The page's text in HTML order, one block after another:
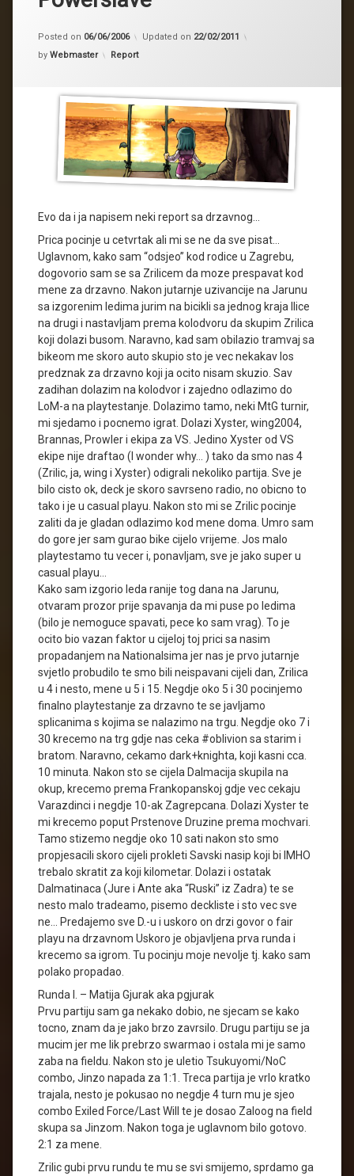
Posted on 06/06/2006 Updated on 22/02/2011
by Webmaster Kategorije:
Report
Evo da i ja napisem neki report sa drzavnog…
Prica pocinje u cetvrtak ali mi se ne da sve pisat…
Uglavnom, kako sam “odsjeo” kod rodice u Zagrebu,
dogovorio sam se sa Zrilicem da moze prespavat kod
mene za drzavno. Nakon jutarnje uzivancije na Jarunu
sa izgorenim ledima jurim na bicikli sa jednog kraja Ilice
na drugi i nastavljam prema kolodvoru da skupim Zrilica
koji dolazi busom. Naravno, kad sam obilazio tramvaj sa
bikeom me skoro auto skupio sto je vec nekakav los
predznak za drzavno koji ja ocito nisam skuzio. Sav
zadihan dolazim na kolodvor i zajedno odlazimo do
LoM-a na playtestanje. Dolazimo tamo, neki MtG turnir,
mi sjedamo i pocnemo igrat. Dolazi Xyster, wing2004,
Brannas, Prowler i ekipa za VS. Jedino Xyster od VS
ekipe nije draftao (I wonder why… ) tako da smo nas 4
(Zrilic, ja, wing i Xyster) odigrali nekoliko partija. Sve je
bilo cisto ok, deck je skoro savrseno radio, no obicno to
tako i je u casual playu. Nakon sto mi se Zrilic pocinje
zaliti da je gladan odlazimo kod mene doma. Umro sam
do gore jer sam gurao bike cijelo vrijeme. Jos malo
playtestamo tu vecer i, ponavljam, sve je jako super u
casual playu…
Kako sam izgorio leda ranije tog dana na Jarunu,
otvaram prozor prije spavanja da mi puse po ledima
(bilo je nemoguce spavati, pece ko sam vrag). To je
ocito bio vazan faktor u cijeloj toj prici sa nasim
propadanjem na Nationalsima jer nas je prvo jutarnje
svjetlo probudilo te smo bili neispavani cijeli dan, Zrilica
u 4 i nesto, mene u 5 i 15. Negdje oko 5 i 30 pocinjemo
finalno playtestanje za drzavno te se javljamo
splicanima s kojima se nalazimo na trgu. Negdje oko 7 i
30 krecemo na trg gdje nas ceka #oblivion sa starim i
bratom. Naravno, cekamo dark+knighta, koji kasni cca.
10 minuta. Nakon sto se cijela Dalmacija skupila na
okup, krecemo prema Frankopanskoj gdje vec cekaju
Varazdinci i negdje 10-ak Zagrepcana. Dolazi Xyster te
mi krecemo poput Prstenove Druzine prema mochvari.
Tamo stizemo negdje oko 10 sati nakon sto smo
propjesacili skoro cijeli prokleti Savski nasip koji bi IMHO
trebalo skratit za koji kilometar. Dolazi i ostatak
Dalmatinaca (Jure i Ante aka “Ruski” iz Zadra) te se
nesto malo tradeamo, pisemo deckliste i sto vec sve
ne… Predajemo sve D.-u i uskoro on drzi govor o fair
playu na drzavnom Uskoro je objavljena prva runda i
krecemo sa igrom. Tu pocinju moje nevolje tj. kako sam
polako propadao.
Runda I. – Matija Gjurak aka pgjurak
Prvu partiju sam ga nekako dobio, ne sjecam se kako
tocno, znam da je jako brzo zavrsilo. Drugu partiju se ja
mucim jer me lik prebrzo swarmao i ostala mi je samo
zaba na fieldu. Nakon sto je uletio Tsukuyomi/NoC
combo, Jinzo napada za 1:1. Treca partija je vrlo kratko
trajala, nesto je pokusao no negdje 4 turn mu je sjeo
combo Exiled Force/Last Will te je dosao Zaloog na field
skupa sa Jinzom. Nakon toga je uglavnom bilo gotovo.
2:1 za mene.
Zrilic gubi prvu rundu te mu se svi smijemo, sprdamo ga